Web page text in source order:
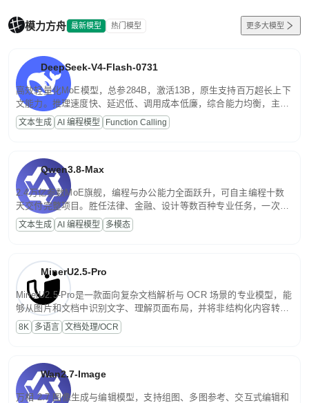
模力方舟 最新模型 热门模型 更多大模型
DeepSeek-V4-Flash-0731
高效轻量化MoE模型，总参284B，激活13B，原生支持百万超长上下
文能力。推理速度快、延迟低、调用成本低廉，综合能力均衡，主打
高并发、轻量化任务，适合日常对话、内容创作、基础 RAG、批量
文案处理等普惠刚需场景。
文本生成 AI 编程模型 Function Calling
Qwen3.8-Max
2.4万亿参数MoE旗舰，编程与办公能力全面跃升，可自主编程十数
天交付完整项目。胜任法律、金融、设计等数百种专业任务，一次对
话端到端交付生产级成果。原生视觉理解贯穿规划、执行与验证全流
程，支持超长文档与长视频的深度语义解析。长程任务中自主规划与
文本生成 AI 编程模型 多模态
MinerU2.5-Pro
MinerU2.5-Pro是一款面向复杂文档解析与 OCR 场景的专业模型，能
够从图片和文档中识别文字、理解页面布局，并将非结构化内容转换
为便于存储、检索和二次处理的结构化结果。
8K 多语言 文档处理/OCR
Wan2.7-Image
万相 2.7 图像生成与编辑模型，支持组图、多图参考、交互式编辑和